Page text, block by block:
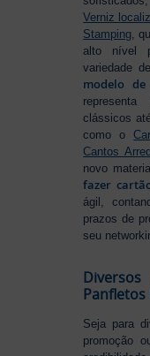
Verniz
Stamping ,
alto nível
variedade
modelo
clássicos
como o
Cantos
novo
fazer
ágil,
prazos de
seu
Panfletos
Seja para
promoção